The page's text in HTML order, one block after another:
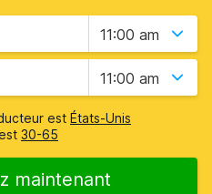
11:00 am
11:00 am
est États-Unis
30-65
maintenant